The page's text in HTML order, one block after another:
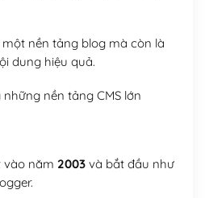
nền tảng blog mà còn là
dung hiệu quả.
nền tảng CMS lớn
vào năm 2003và bắt đầu như